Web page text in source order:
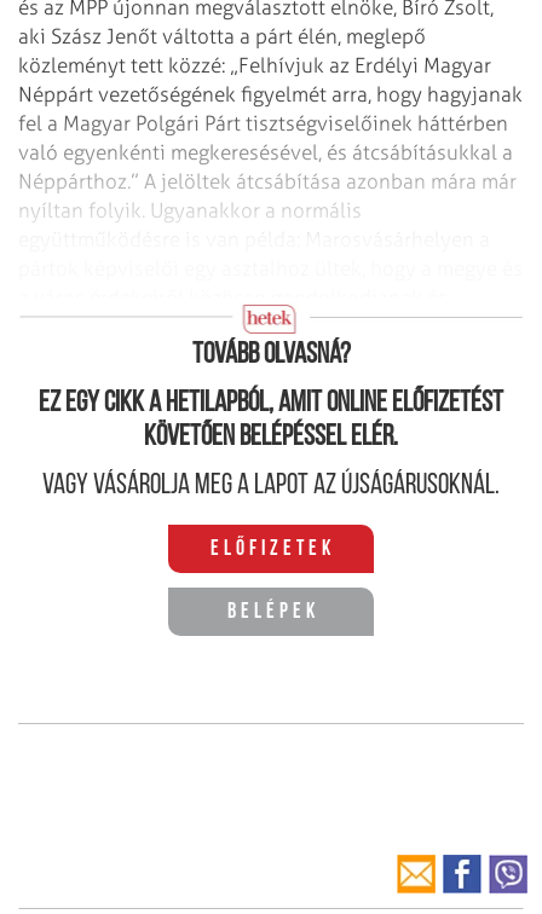
és az MPP újonnan megválasztott elnöke, Bíró Zsolt,
aki Szász Jenőt váltotta a párt élén, meglepő
közleményt tett közzé: „Felhívjuk az Erdélyi Magyar
Néppárt vezetőségének figyelmét arra, hogy hagyjanak
fel a Magyar Polgári Párt tisztségviselőinek háttérben
való egyenkénti megkeresésével, és átcsábításukkal a
Néppárthoz.” A jelöltek átcsábítása azonban mára már
nyíltan folyik. Ugyanakkor a normális
döntsenek.
Tovább olvasná?
Ez egy cikk a hetilapból, amit online előfizetést
követően belépéssel elér.
Vagy vásárolja meg a lapot az újságárusoknál.
Előfizetek
Belépek